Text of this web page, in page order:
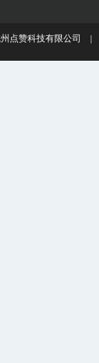
州点赞科技有限公司